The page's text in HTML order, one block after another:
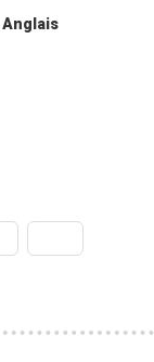
Anglais